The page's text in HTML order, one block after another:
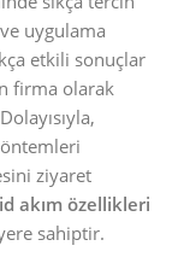
uygulama
etkili sonuçlar
firma olarak
ziyaret
akım özellikleri
sahiptir.